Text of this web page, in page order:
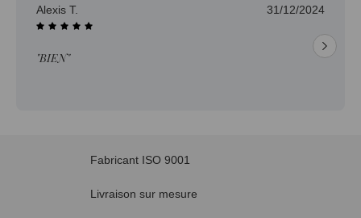
Alexis T. 31/12/2024
"BIEN"
Fabricant ISO 9001
Livraison sur mesure